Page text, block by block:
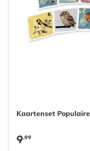
Kaartenset
9,99